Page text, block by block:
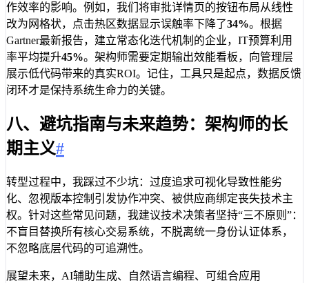
作效率的影响。例如，我们将审批详情页的按钮布局从线性
改为网格状，点击热区数据显示误触率下降了34%。根据
Gartner最新报告，建立常态化迭代机制的企业，IT预算利用
率平均提升45%。架构师需要定期输出效能看板，向管理层
展示低代码带来的真实ROI。记住，工具只是起点，数据反馈
闭环才是保持系统生命力的关键。
八、避坑指南与未来趋势：架构师的长
期主义#
转型过程中，我踩过不少坑：过度追求可视化导致性能劣
化、忽视版本控制引发协作冲突、被供应商绑定丧失技术主
权。针对这些常见问题，我建议技术决策者坚持“三不原则”：
不盲目替换所有核心交易系统，不脱离统一身份认证体系，
不忽略底层代码的可追溯性。
展望未来，AI辅助生成、自然语言编程、可组合应用